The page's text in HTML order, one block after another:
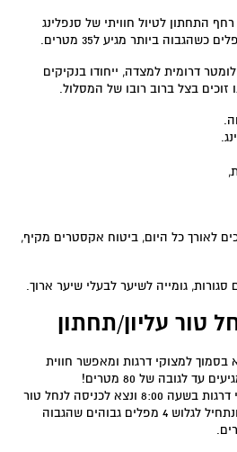
התחתון לטיול חוויתי של סנפלינג
הנחל: הנחל נמצא 3 קילומטר דרומית למצדה, ייחודו בנקיקים
זוכים בצל ברוב רובו של המסלול.
לאורך כל היום, ביטוח אקסטרים מקיף,
טור עליון/תחתון
בסמוך למצוקי דרגות ומאפשר חווית
לגובה של 80 מטרים!
ניפגש בחניון שמאחורי מצוקי דרגות בשעה 8:00 ונצא לכניסה לנחל טור
במרחק של 20 דקות הליכה, ונתחיל לגלוש 4 מפלים גבוהים שהגבוה